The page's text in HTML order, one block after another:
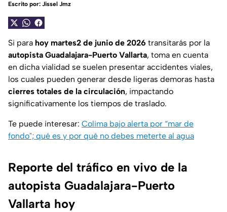
Escrito por: Jissel Jmz
Si para hoy martes2 de junio de 2026 transitarás por la
autopista Guadalajara-Puerto Vallarta, toma en cuenta
en dicha vialidad se suelen presentar accidentes viales,
los cuales pueden generar desde ligeras demoras hasta
cierres totales de la circulación, impactando
significativamente los tiempos de traslado.
Te puede interesar: Colima bajo alerta por “mar de
fondo"; qué es y por qué no debes meterte al agua
Reporte del tráfico en vivo de la
autopista Guadalajara-Puerto
Vallarta hoy